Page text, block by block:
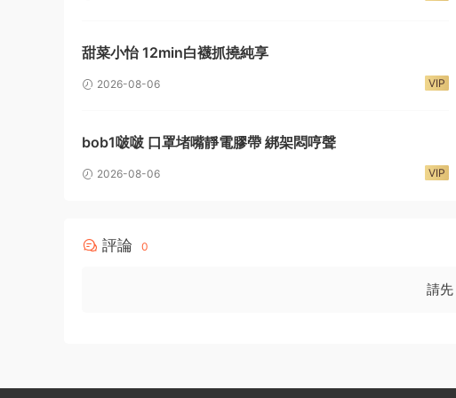
甜菜小怡 12min白襪抓撓純享
2026-08-06 VIP
bob1啵啵 口罩堵嘴靜電膠帶 綁架悶哼聲
2026-08-06 VIP
評論 0
請先